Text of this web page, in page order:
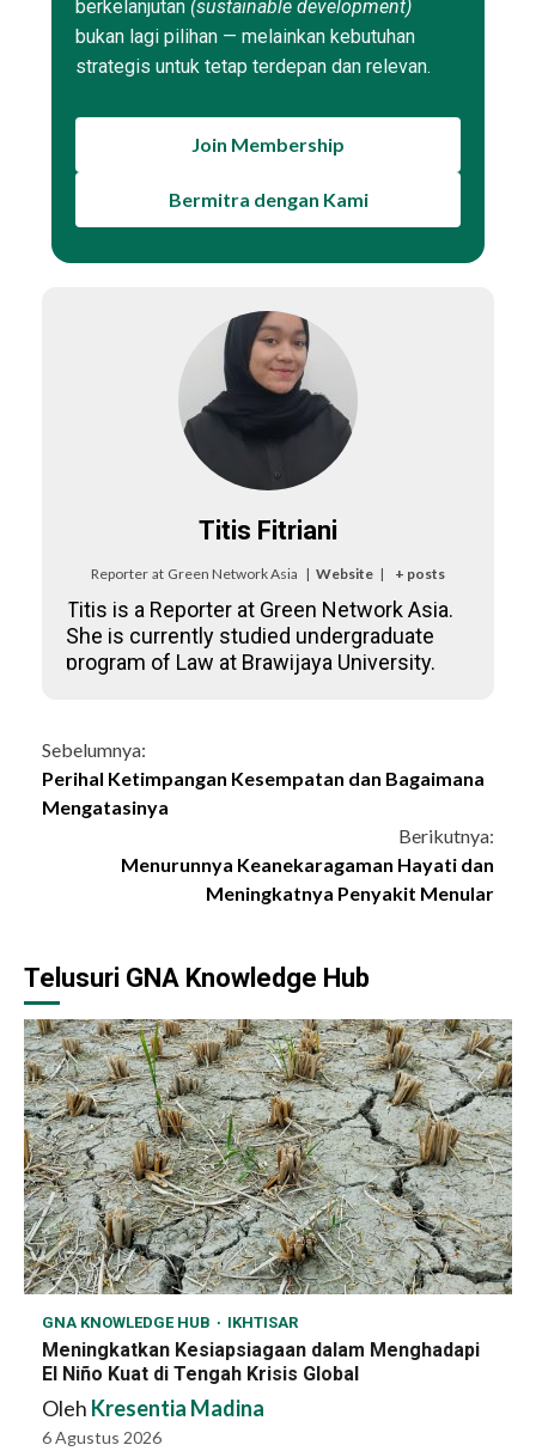
berkelanjutan (sustainable development)
bukan lagi pilihan — melainkan kebutuhan
strategis untuk tetap terdepan dan relevan.
Join Membership
Bermitra dengan Kami
Titis Fitriani
Reporter at Green Network Asia | Website | + posts
Titis is a Reporter at Green Network Asia.
She is currently studied undergraduate
program of Law at Brawijaya University.
Continue
Reading
Sebelumnya:
Perihal Ketimpangan Kesempatan dan Bagaimana
Mengatasinya
Berikutnya:
Menurunnya Keanekaragaman Hayati dan
Meningkatnya Penyakit Menular
Telusuri GNA Knowledge Hub
GNA KNOWLEDGE HUB IKHTISAR
Meningkatkan Kesiapsiagaan dalam Menghadapi
El Niño Kuat di Tengah Krisis Global
Oleh Kresentia Madina
6 Agustus 2026